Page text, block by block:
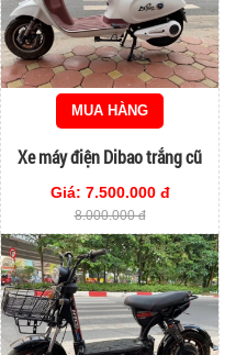
MUA HÀNG
Xe máy điện Dibao trắng cũ
Giá: 7.500.000 đ
8.000.000 đ